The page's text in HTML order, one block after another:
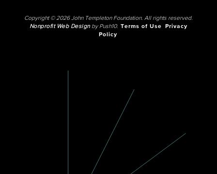
Copyright © 2026 John Templeton Foundation. All rights reserved.
Nonprofit Web Designby Push10. Terms of Use
Privacy
Policy